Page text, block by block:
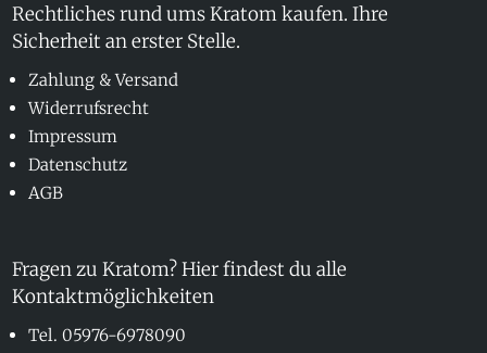
Rechtliches rund ums Kratom kaufen. Ihre
Sicherheit an erster Stelle.
Zahlung & Versand
Widerrufsrecht
Impressum
Datenschutz
AGB
Fragen zu Kratom? Hier findest du alle
Kontaktmöglichkeiten
Tel. 05976-6978090